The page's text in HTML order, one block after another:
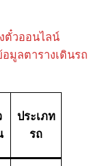
ตั๋วออนไลน์
มูลตารางเดินรถ
ประเภท
รถ